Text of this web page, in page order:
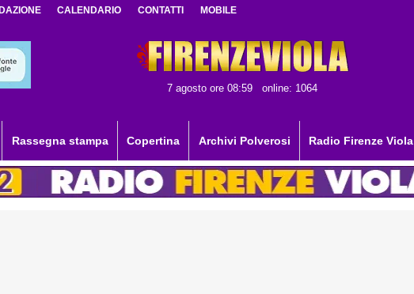
CALENDARIO CONTATTI MOBILE
7 agosto ore 08:59 online: 1064
Rassegna stampa Copertina Archivi Polverosi Radio Firenze Viola